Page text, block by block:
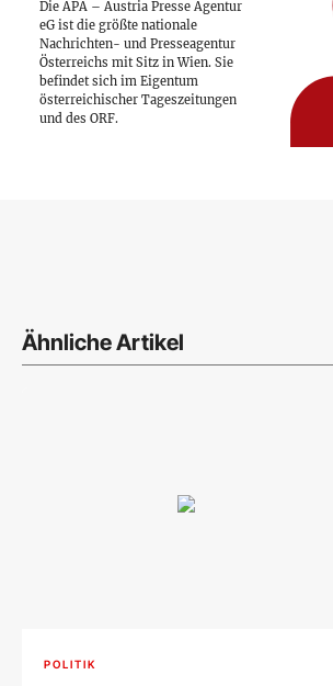
Die APA – Austria Presse Agentur
eG ist die größte nationale
Nachrichten- und Presseagentur
Österreichs mit Sitz in Wien. Sie
befindet sich im Eigentum
österreichischer Tageszeitungen
und des ORF.
Ähnliche Artikel
POLITIK